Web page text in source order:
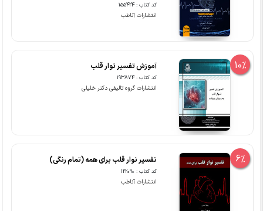
کد کتاب : 155424
انتشارات آناطب
10% آموزش تفسیر نوار قلب
کد کتاب : 193874
انتشارات گروه تالیفی دکتر خلیلی
6% تفسیر نوار قلب برای همه (تمام رنگی)
کد کتاب : 122090
انتشارات آناطب